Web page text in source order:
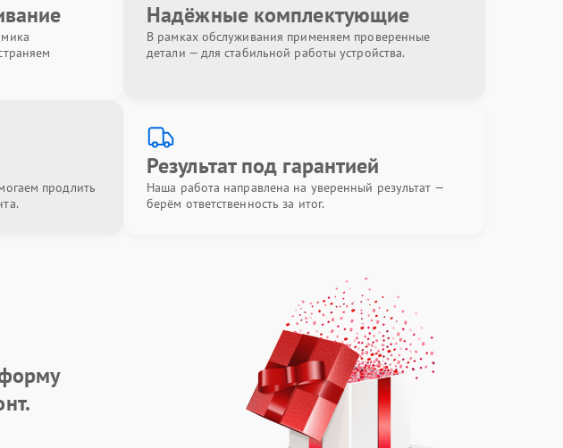
Надёжные комплектующие
В рамках обслуживания применяем проверенные
детали — для стабильной работы устройства.
продлить
Результат под гарантией
Наша работа направлена на уверенный результат —
берём ответственность за итог.